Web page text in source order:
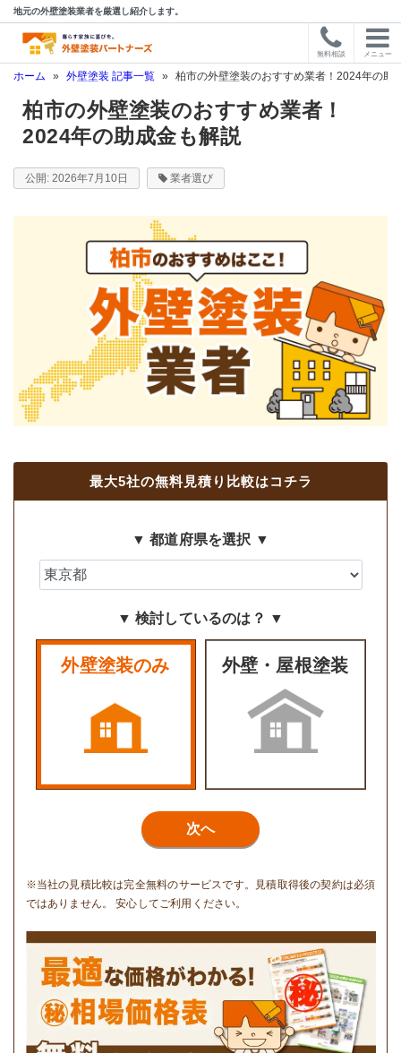
地元の外壁塗装業者を厳選し紹介します。
無料相談 メニュー
ホーム » 外壁塗装 記事一覧 » 柏市の外壁塗装のおすすめ業者！2024年の助
柏市の外壁塗装のおすすめ業者！
2024年の助成金も解説
2026年7月10日 業者選び
最大5社の無料見積り比較はコチラ
▼ 都道府県を選択 ▼
▼ 検討しているのは？ ▼
外壁塗装のみ 外壁・屋根塗装
次へ
※当社の見積比較は完全無料のサービスです。見積取得後の契約は必須
ではありません。 安心してご利用ください。